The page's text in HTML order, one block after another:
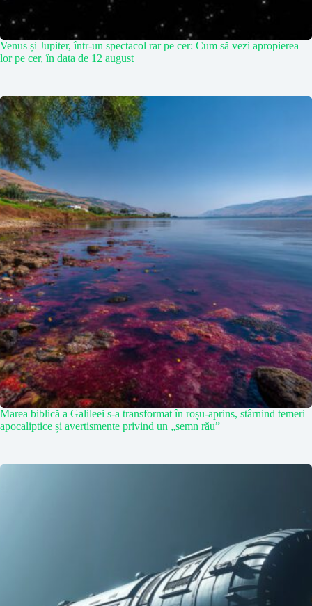
Venus și Jupiter, într-un spectacol rar pe cer: Cum să vezi apropierea
lor pe cer, în data de 12 august
Marea biblică a Galileei s-a transformat în roșu-aprins, stârnind temeri
apocaliptice și avertismente privind un „semn rău”